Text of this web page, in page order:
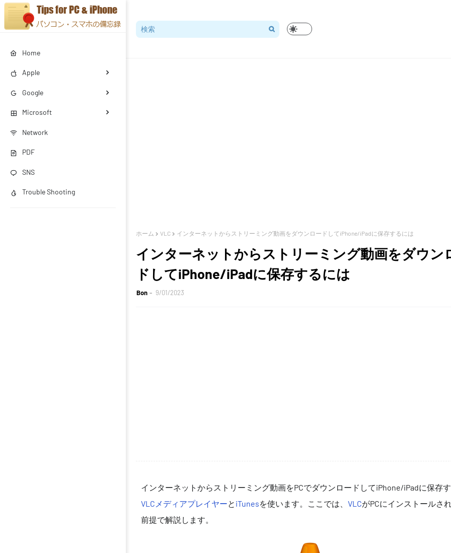
Home
Apple
Google
Microsoft
Network
PDF
SNS
Trouble Shooting
ホーム VLC インターネットからストリーミング動画をダウンロードしてiPhone/iPadに保存するには
インターネットからストリーミング動画をダウン
ドしてiPhone/iPadに保存するには
Bon 9/01/2023
インターネットからストリーミング動画をPCでダウンロードしてiPhone/iPadに保存
VLCメディアプレイヤーと iTunesを使います。ここでは、 VLCがPCにインストールさ
前提で解説します。